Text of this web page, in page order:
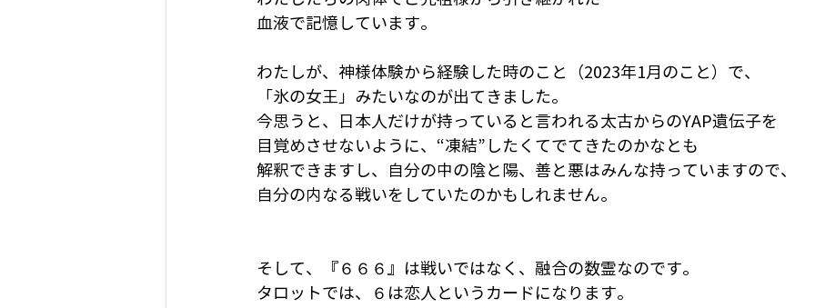
血液で記憶しています。
わたしが、神様体験から経験した時のこと（2023年1月のこと）で、
「氷の女王」みたいなのが出てきました。
今思うと、日本人だけが持っていると言われる太古からのYAP遺伝子を
目覚めさせないように、“凍結”したくてでてきたのかなとも
解釈できますし、自分の中の陰と陽、善と悪はみんな持っていますので、
自分の内なる戦いをしていたのかもしれません。
そして、『６６６』は戦いではなく、融合の数霊なのです。
タロットでは、６は恋人というカードになります。